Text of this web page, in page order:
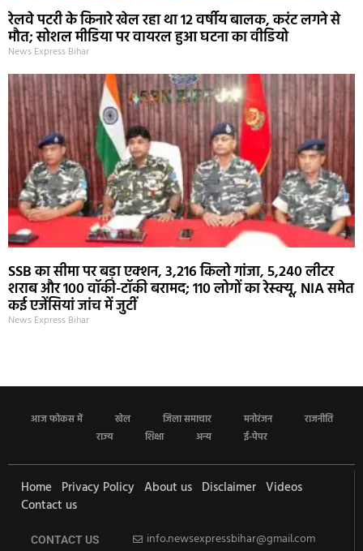
रेलवे पटरी के किनारे खेल रहा था 12 वर्षीय बालक, करंट लगने से
मौत; सोशल मीडिया पर वायरल हुआ घटना का वीडियो
News Express Bihar
SSB का सीमा पर बड़ा एक्शन, 3,216 किलो गांजा, 5,240 लीटर
शराब और 100 वॉकी-टॉकी बरामद; 110 लोगों का रेस्क्यू, NIA समेत
कई एजेंसियां जांच में जुटीं
News Express Bihar
आज फोकस में खेल जिला समाचार मनोरंजन
राजनीति
राज्य
शिक्षा अन्य ई-पेपर
Home Privacy Policy About us Disclaimer Videos
Contact us
CONTACT US info.newsexpressbihar@gmail.com